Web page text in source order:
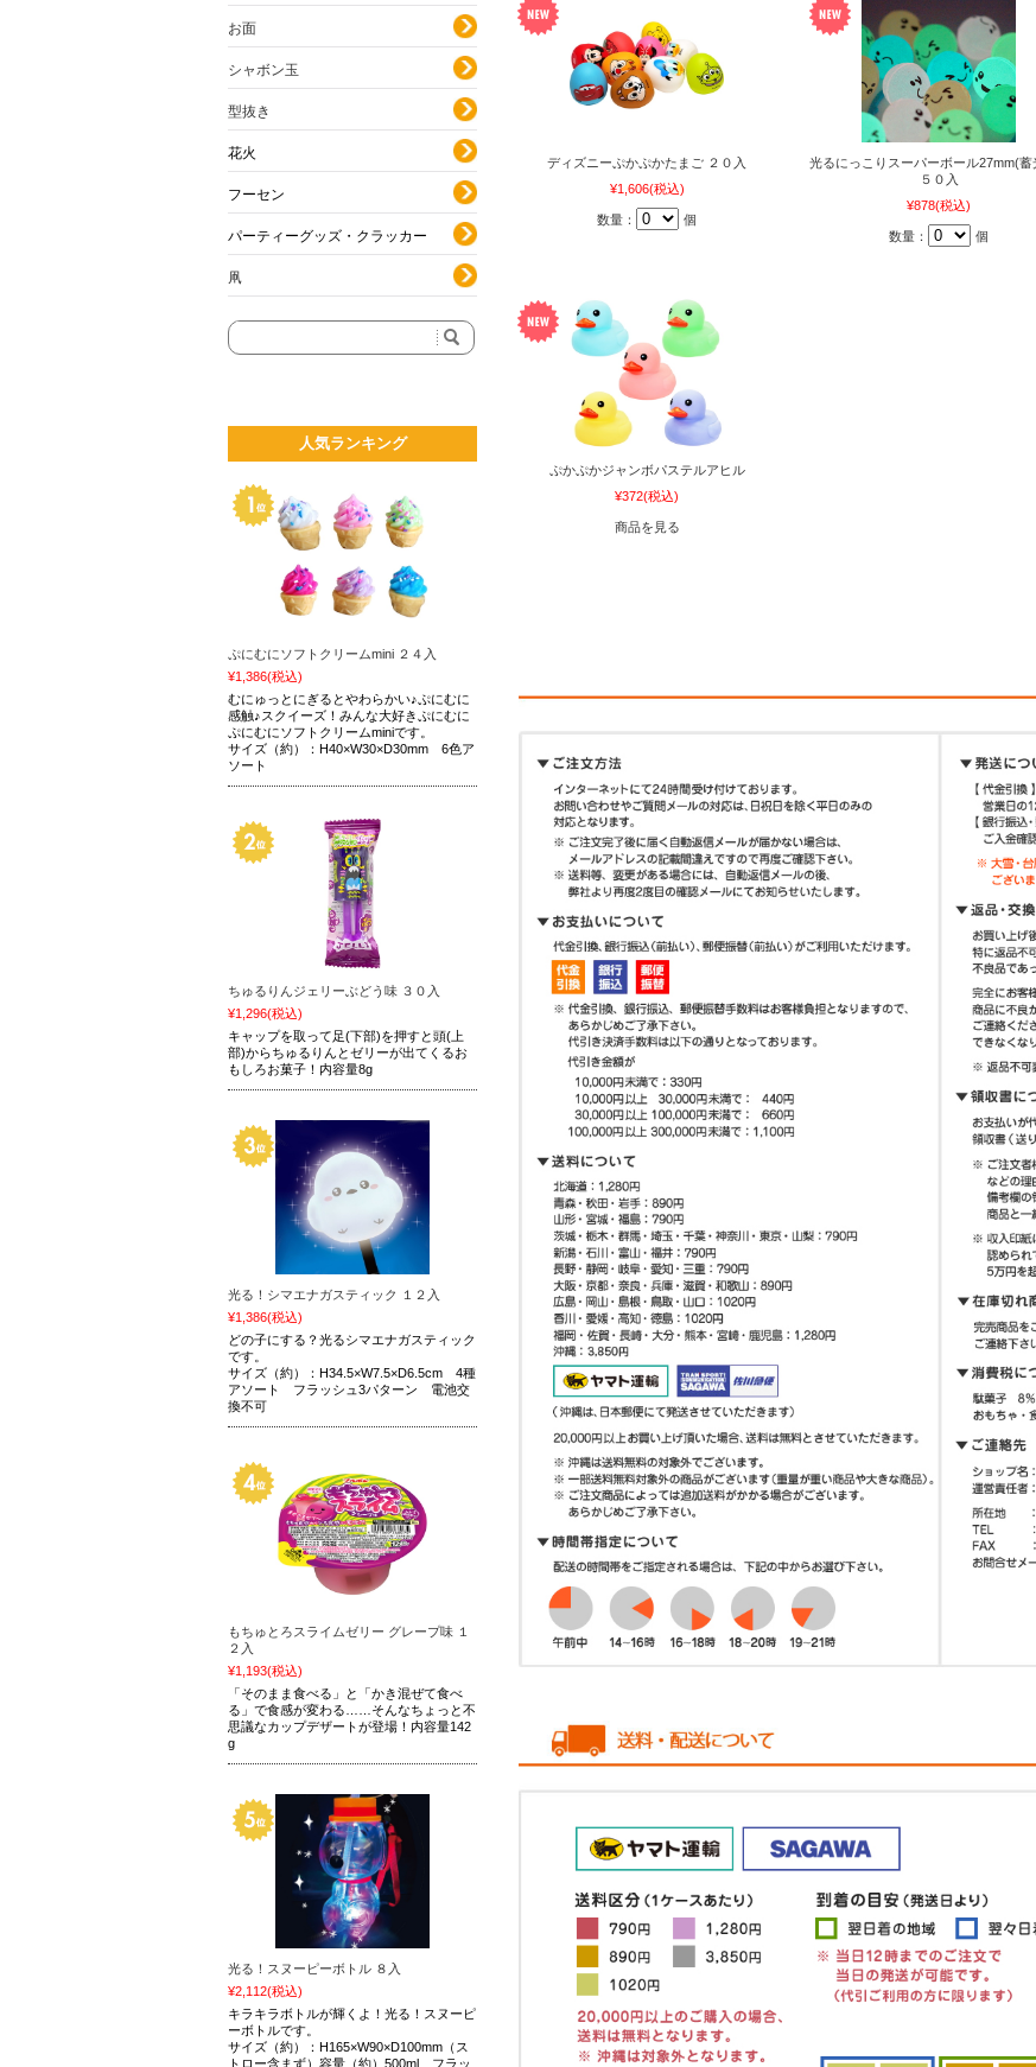
ディズニーぷかぷかたまご ２０入
¥1,606(税込)
数量： 個
光るにっこりスーパーボール27mm(蓄
５０入
¥878(税込)
数量： 個
ぷかぷかジャンボパステルアヒル
¥372(税込)
商品を見る
お面
シャボン玉
型抜き
花火
フーセン
パーティーグッズ・クラッカー
凧
人気ランキング
ぷにむにソフトクリームmini ２４入
¥1,386(税込)
むにゅっとにぎるとやわらかい♪ぷにむに
感触♪スクイーズ！みんな大好きぷにむに
ぷにむにソフトクリームminiです。
サイズ（約）：H40×W30×D30mm 6色ア
ソート
ちゅるりんジェリーぶどう味 ３０入
¥1,296(税込)
キャップを取って足(下部)を押すと頭(上
部)からちゅるりんとゼリーが出てくるお
もしろお菓子！内容量8g
光る！シマエナガスティック １２入
¥1,386(税込)
どの子にする？光るシマエナガスティック
です。
サイズ（約）：H34.5×W7.5×D6.5cm 4種
アソート フラッシュ3パターン 電池交
換不可
もちゅとろスライムゼリー グレープ味 １
２入
¥1,193(税込)
「そのまま食べる」と「かき混ぜて食べ
る」で食感が変わる……そんなちょっと不
思議なカップデザートが登場！内容量142
g
光る！スヌーピーボトル ８入
¥2,112(税込)
キラキラボトルが輝くよ！光る！スヌーピ
ーボトルです。
サイズ（約）：H165×W90×D100mm（ス
トロー含まず）容量（約）500ml フラッ